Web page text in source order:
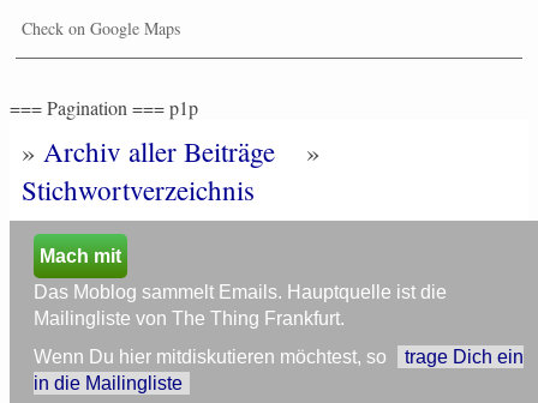
Check on Google Maps
=== Pagination === p1p
» Archiv aller Beiträge
»
Stichwortverzeichnis
Mach mit
Das Moblog sammelt Emails. Hauptquelle ist die
Mailingliste von The Thing Frankfurt.
Wenn Du hier mitdiskutieren möchtest, so
trage Dich ein
in die Mailingliste